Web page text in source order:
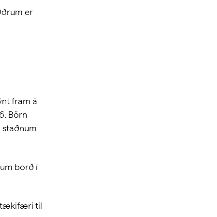
er
fram á
Börn
staðnum
borð í
tækifæri til